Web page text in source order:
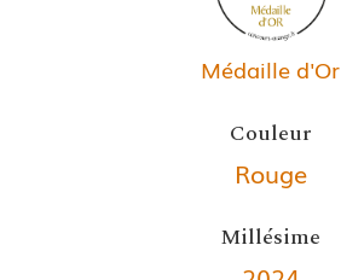
Médaille d'Or
Couleur
Rouge
Millésime